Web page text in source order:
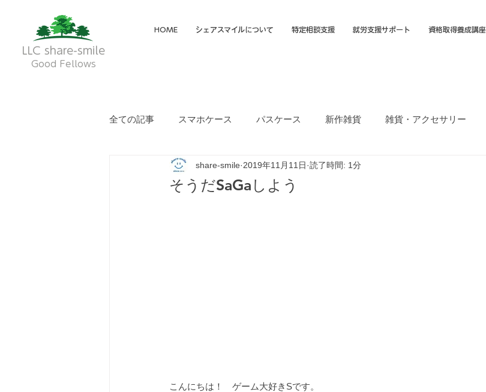
LLC share-smile
Good Fellows
HOME シェアスマイルについて 特定相談支援 就労支援サポート 資格取得養成講座
全ての記事 スマホケース パスケース 新作雑貨 雑貨・アクセサリー
メイディア掲載・動画 フクオカTシャツマーケット
そうだSaGaしよう
share-smile 2019年11月11日 読了時間: 1分
こんにちは！　ゲーム大好きSです。